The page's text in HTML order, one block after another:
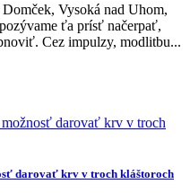
Vysoká nad Uhom,
ťa prísť načerpať,
Cez impulzy, modlitbu...
darovať krv v troch kláštoroch